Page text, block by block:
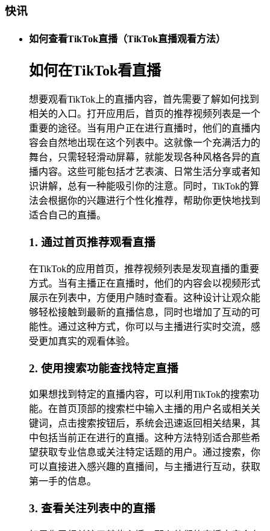
快讯
如何查看TikTok直播（TikTok直播观看方法）
如何在TikTok看直播
想要观看TikTok上的直播内容，首先需要了解如何找到
相关的入口。打开应用后，首页的推荐视频列表是一个
重要的途径。当有用户正在进行直播时，他们的直播内
容会自然地出现在这个列表中。这就像一个充满活力的
舞台，只需轻轻滑动屏幕，就能发现各种风格各异的直
播内容。这些可能包括才艺表演、日常生活分享或者知
识讲解，总有一种能吸引你的注意。同时，TikTok的算
法会根据你的兴趣进行个性化推荐，帮助你更快地找到
适合自己的直播。
1. 通过首页推荐观看直播
在TikTok的应用首页，推荐视频列表是发现直播的重要
方式。当有主播正在直播时，他们的内容会以视频形式
展示在列表中，方便用户随时查看。这种设计让观众能
够轻松接触到最新的直播信息，同时也增加了互动的可
能性。通过这种方式，你可以与主播进行实时交流，感
受更加真实的观看体验。
2. 使用搜索功能查找特定直播
如果想找到特定的直播内容，可以利用TikTok的搜索功
能。在首页顶部的搜索栏中输入主播的用户名或相关关
键词，点击搜索按钮后，系统会迅速返回相关结果，其
中包括当前正在进行的直播。这种方法特别适合那些希
望获取专业信息或关注特定话题的用户。通过搜索，你
可以直接进入感兴趣的直播间，与主播进行互动，获取
第一手的信息。
3. 查看关注列表中的直播